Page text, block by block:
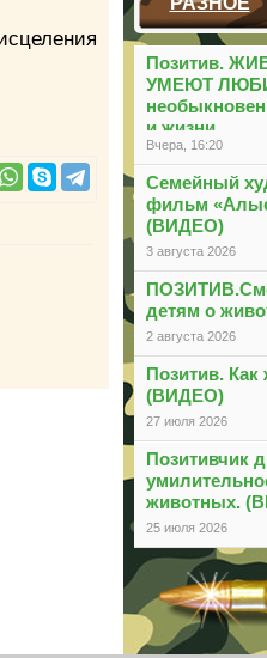
Позитив.
УМЕЮТ
и жизни
Вчера, 16:20
Семейный
фильм
(ВИДЕО)
3 августа 2026
детям о
2 августа 2026
Позитив. Как
(ВИДЕО)
27 июля 2026
Позитивчик
животных.
25 июля 2026